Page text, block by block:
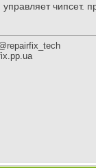
чипсет.